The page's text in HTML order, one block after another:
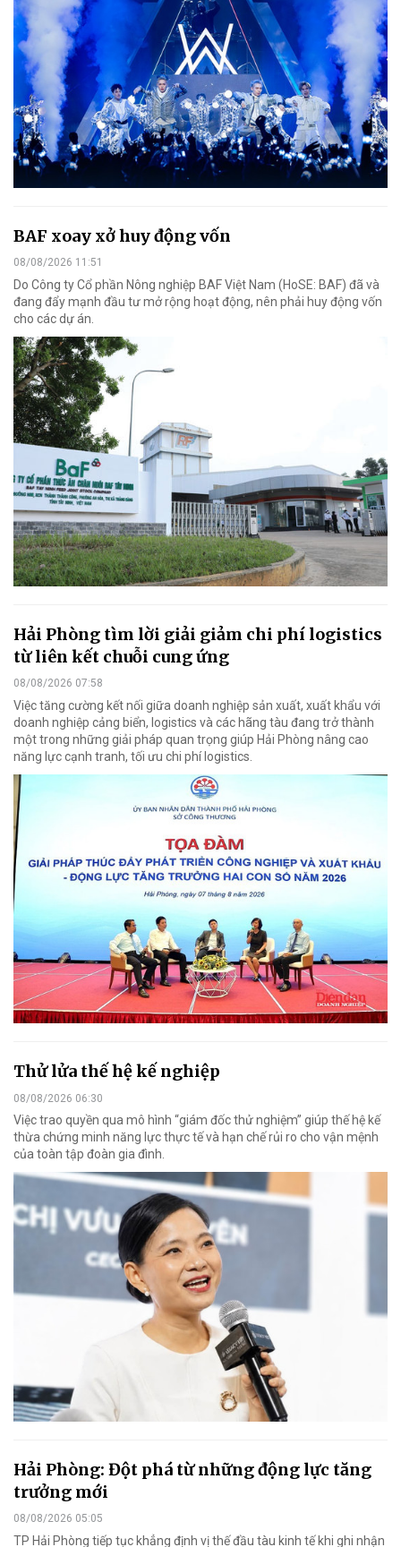
BAF xoay xở huy động vốn
08/08/2026 11:51
Do Công ty Cổ phần Nông nghiệp BAF Việt Nam (HoSE: BAF) đã và
đang đẩy mạnh đầu tư mở rộng hoạt động, nên phải huy động vốn
cho các dự án.
Hải Phòng tìm lời giải giảm chi phí logistics
từ liên kết chuỗi cung ứng
08/08/2026 07:58
Việc tăng cường kết nối giữa doanh nghiệp sản xuất, xuất khẩu với
doanh nghiệp cảng biển, logistics và các hãng tàu đang trở thành
một trong những giải pháp quan trọng giúp Hải Phòng nâng cao
năng lực cạnh tranh, tối ưu chi phí logistics.
Thử lửa thế hệ kế nghiệp
08/08/2026 06:30
Việc trao quyền qua mô hình “giám đốc thử nghiệm” giúp thế hệ kế
thừa chứng minh năng lực thực tế và hạn chế rủi ro cho vận mệnh
của toàn tập đoàn gia đình.
Hải Phòng: Đột phá từ những động lực tăng
trưởng mới
08/08/2026 05:05
TP Hải Phòng tiếp tục khẳng định vị thế đầu tàu kinh tế khi ghi nhận